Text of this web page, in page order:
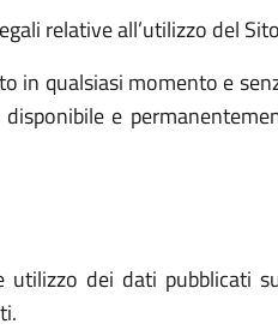
relative all’utilizzo del
in qualsiasi momento e
e
dei dati pubblicati